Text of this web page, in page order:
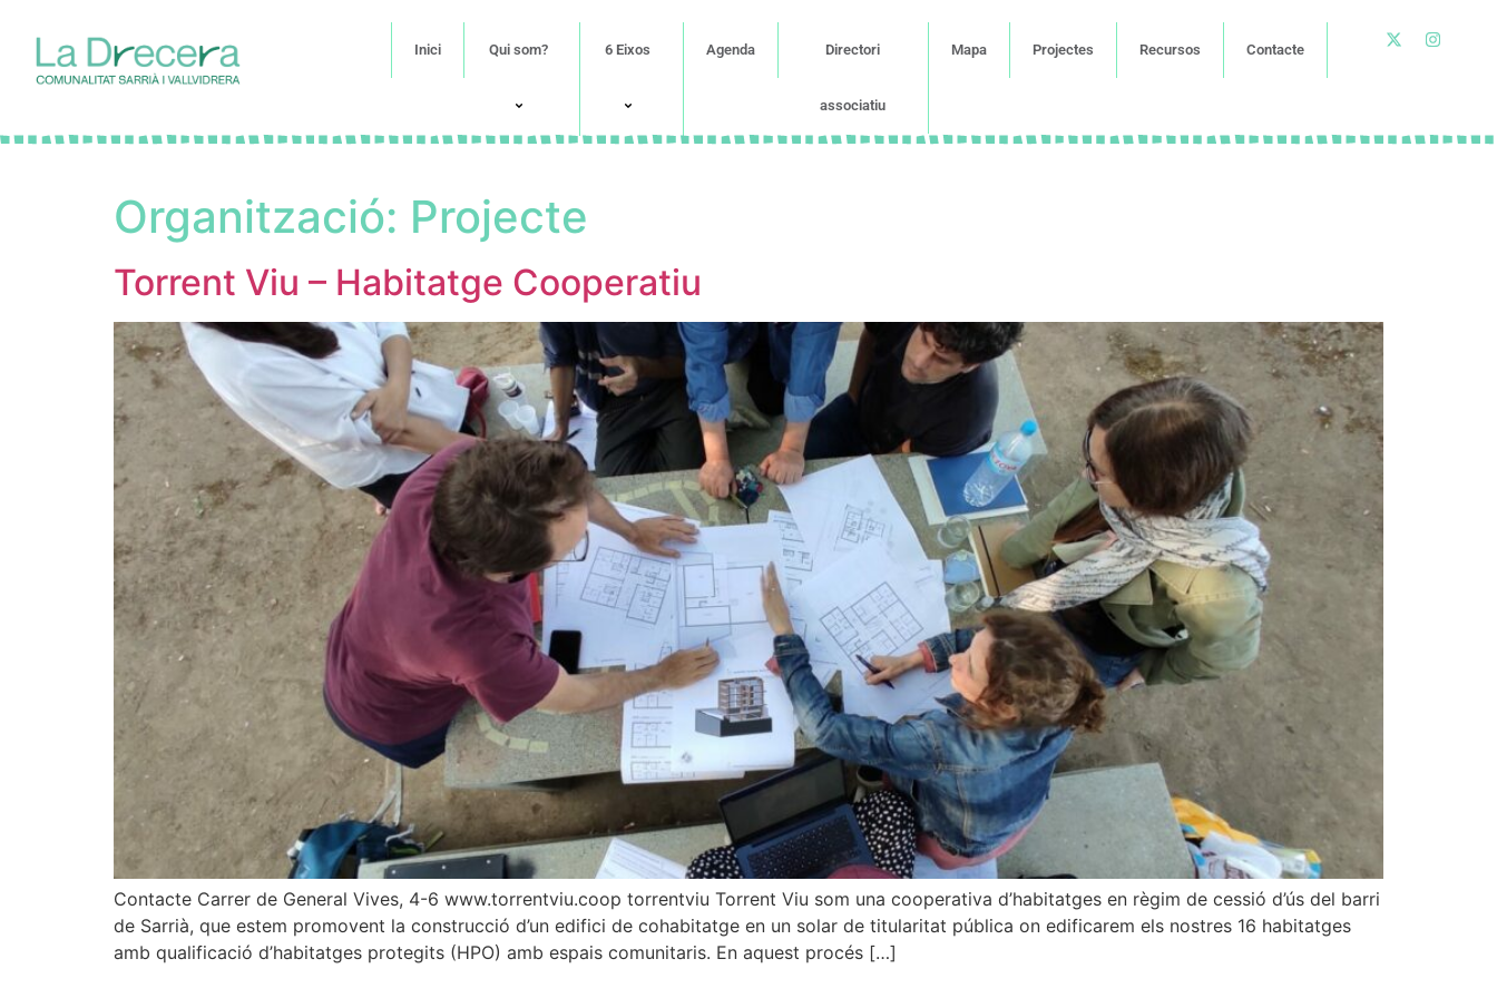
Inici Qui som? 6 Eixos Agenda Directori
associatiu
Mapa Projectes Recursos Contacte
Organització: Projecte
Torrent Viu – Habitatge Cooperatiu
Contacte Carrer de General Vives, 4-6 www.torrentviu.coop torrentviu Torrent Viu som una cooperativa d’habitatges en règim de cessió d’ús del barri
de Sarrià, que estem promovent la construcció d’un edifici de cohabitatge en un solar de titularitat pública on edificarem els nostres 16 habitatges
amb qualificació d’habitatges protegits (HPO) amb espais comunitaris. En aquest procés […]